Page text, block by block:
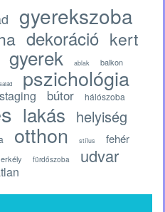
gyerekszoba
dekoráció kert
gyerek ablak balkon
pszichológia
bútor hálószoba
lakás helyiség
otthon stílus fehér
erkély fürdőszoba udvar